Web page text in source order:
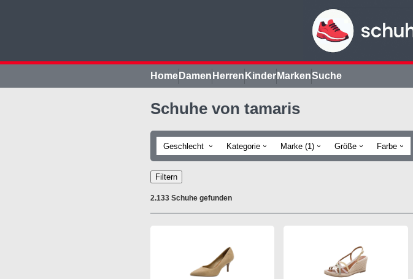
Home Damen Herren Kinder MarkenSuche
Schuhe von tamaris
Geschlecht › Kategorie › Marke (1) › Größe › Farbe ›
Filtern
2.133 Schuhe gefunden